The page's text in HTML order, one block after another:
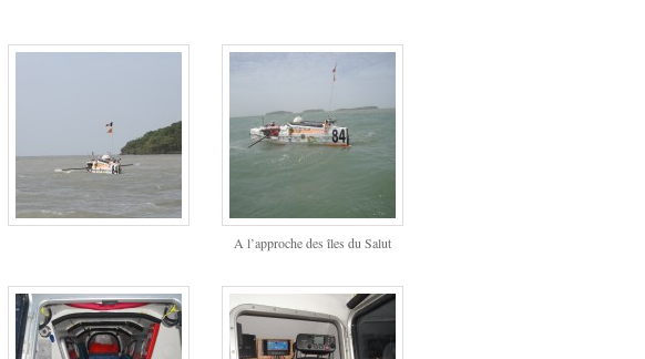
A l’approche des îles du Salut